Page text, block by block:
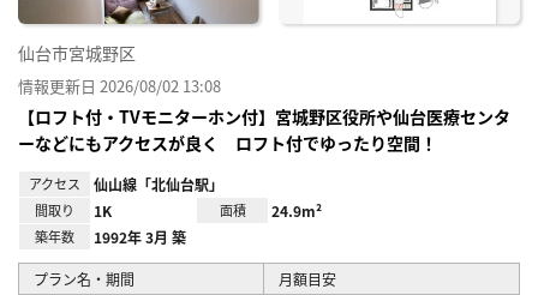
仙台市宮城野区
情報更新日 2026/08/02 13:08
【ロフト付・TVモニターホン付】宮城野区役所や仙台医療センタ
ーなどにもアクセスが良く ロフト付でゆったり空間！
アクセス 仙山線「北仙台駅」
間取り 1K 面積 24.9m²
築年数 1992年 3月 築
プラン名・期間 月額目安